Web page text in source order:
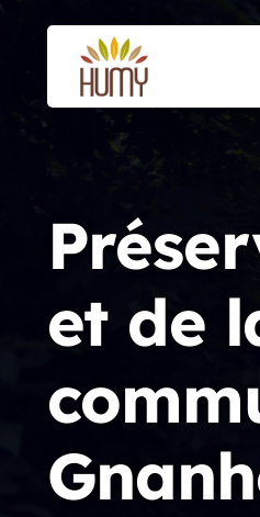
et de